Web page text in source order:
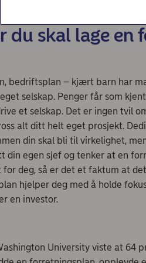
du skal lage en
bedriftsplan – kjært barn har
selskap. Penger får som
et selskap. Det er ingen tvil
alt ditt helt eget prosjekt.
din skal bli til virkelighet,
din egen sjef og tenker at en
deg, så er det et faktum at
hjelper deg med å holde
en investor.
University viste at 64